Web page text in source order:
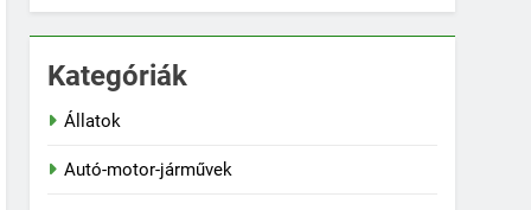
Kategóriák
Állatok
Autó-motor-járművek